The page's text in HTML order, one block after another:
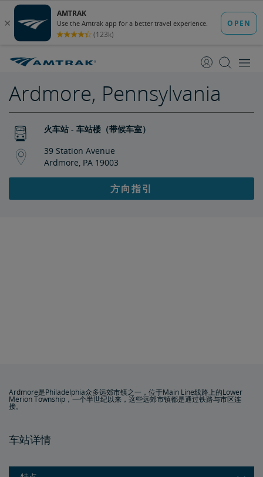
至
至
Ardmore, Pennsylvania
火车站 - 车站楼（带候车室）
39 Station Avenue
Ardmore, PA 19003
方向指引
Ardmore是Philadelphia众多远郊市镇之一，位于Main Line线路上的Lower
Merion Township，一个半世纪以来，这些远郊市镇都是通过铁路与市区连
接。
车站详情